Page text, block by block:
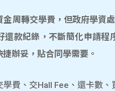
金周轉交學費，但政府學資
還款紀錄，不斷簡化申請
辦妥，貼合同學需要。
費、交Hall Fee、還卡數、